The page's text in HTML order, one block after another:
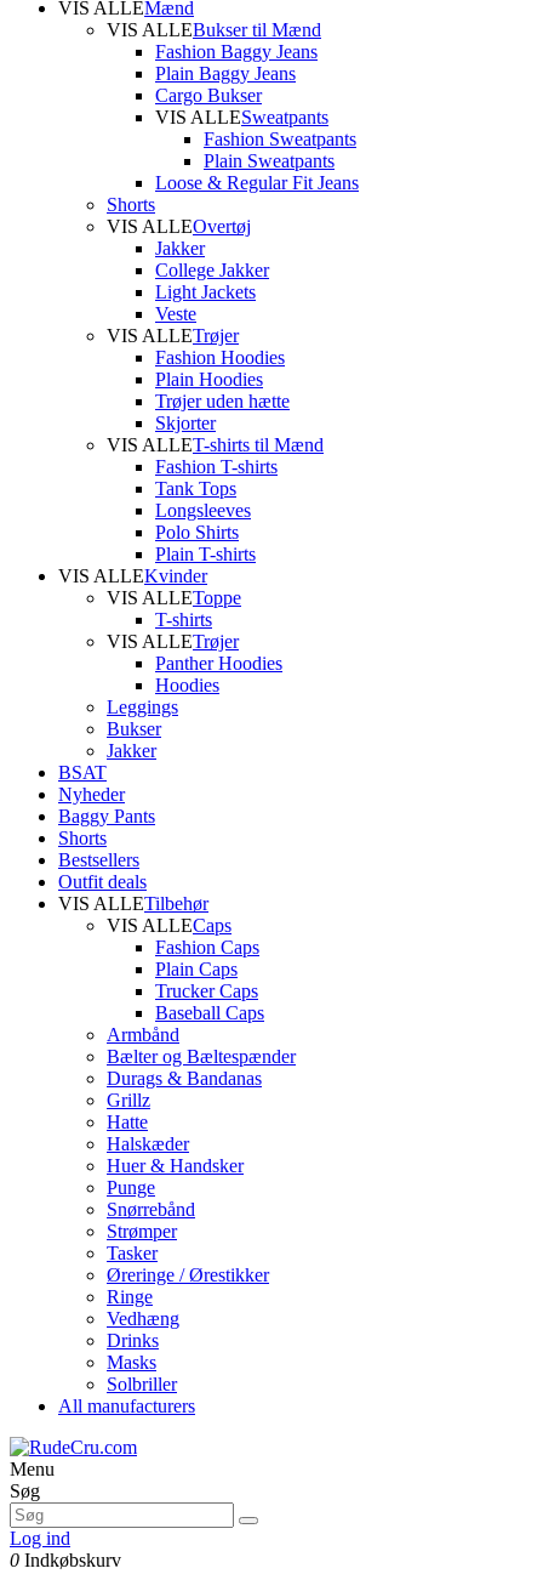
VIS ALLEMænd
VIS ALLEBukser til Mænd
Fashion Baggy Jeans
Plain Baggy Jeans
Cargo Bukser
VIS ALLESweatpants
Fashion Sweatpants
Plain Sweatpants
Loose & Regular Fit Jeans
Shorts
VIS ALLEOvertøj
Jakker
College Jakker
Light Jackets
Veste
VIS ALLETrøjer
Fashion Hoodies
Plain Hoodies
Trøjer uden hætte
Skjorter
VIS ALLET-shirts til Mænd
Fashion T-shirts
Tank Tops
Longsleeves
Polo Shirts
Plain T-shirts
VIS ALLEKvinder
VIS ALLEToppe
T-shirts
VIS ALLETrøjer
Panther Hoodies
Hoodies
Leggings
Bukser
Jakker
BSAT
Nyheder
Baggy Pants
Shorts
Bestsellers
Outfit deals
VIS ALLETilbehør
VIS ALLECaps
Fashion Caps
Plain Caps
Trucker Caps
Baseball Caps
Armbånd
Bælter og Bæltespænder
Durags & Bandanas
Grillz
Hatte
Halskæder
Huer & Handsker
Punge
Snørrebånd
Strømper
Tasker
Øreringe / Ørestikker
Ringe
Vedhæng
Drinks
Masks
Solbriller
All manufacturers
Menu
Søg
Log ind
0 Indkøbskurv